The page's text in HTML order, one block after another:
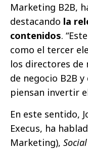
Marketing B2B,
destacando la
contenidos.
como el tercer
los directores de
de negocio B2B
piensan invertir
En este sentido,
Execus, ha
Marketing),